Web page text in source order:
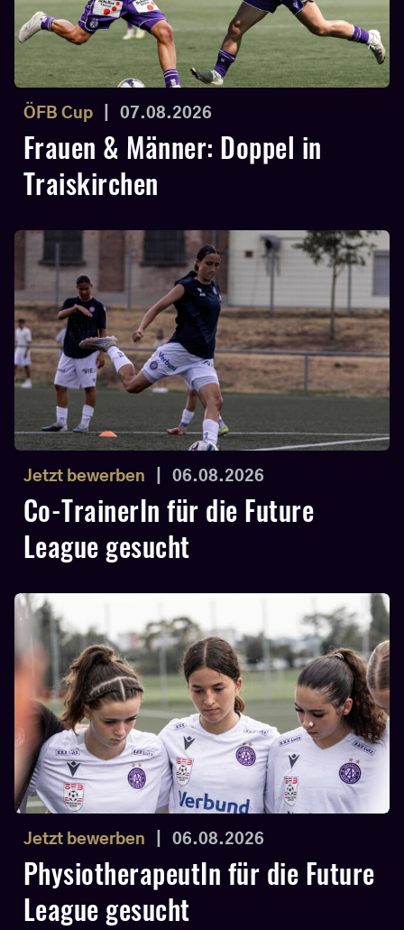
ÖFB Cup 07.08.2026
Frauen & Männer: Doppel in
Traiskirchen
Jetzt bewerben 06.08.2026
Co-TrainerIn für die Future
League gesucht
Jetzt bewerben 06.08.2026
PhysiotherapeutIn für die Future
League gesucht